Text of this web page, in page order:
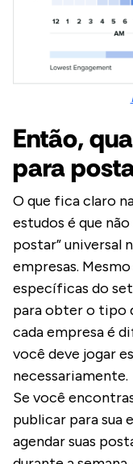
Então,
para
O que fica claro
estudos é que
postar” universal
empresas.
específicas do
para obter o tipo
cada empresa é
você deve jogar
necessariamente.
Se você
publicar para sua
agendar suas